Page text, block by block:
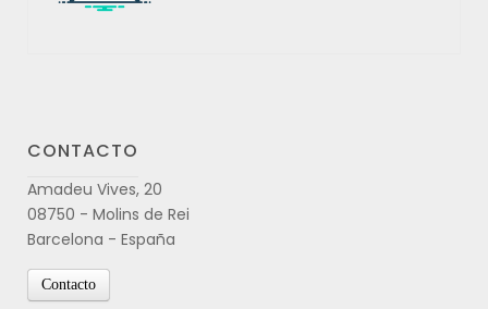
CONTACTO
Amadeu Vives, 20
08750 - Molins de Rei
Barcelona - España
Contacto